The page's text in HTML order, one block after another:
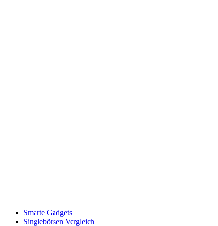
Smarte Gadgets
Singlebörsen Vergleich